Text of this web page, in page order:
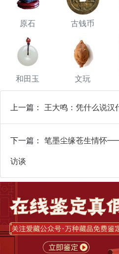
原石 古钱币
和田玉 文玩
上一篇： 王大鸣：凭什么说汉
下一篇： 笔墨尘缘苍生情怀
访谈